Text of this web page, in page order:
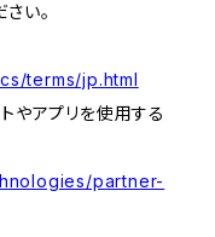
い。
terms/jp.html
やアプリを使用する
partner-